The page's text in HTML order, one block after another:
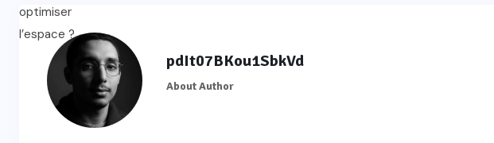
pdIt07BKou1SbkVd
About Author